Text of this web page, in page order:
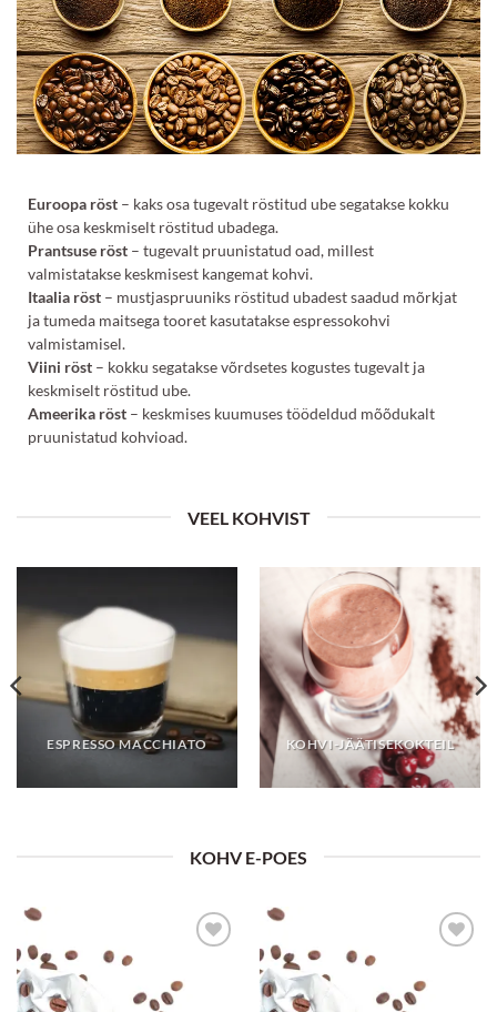
Euroopa röst – kaks osa tugevalt röstitud ube segatakse kokku
ühe osa keskmiselt röstitud ubadega.
Prantsuse röst – tugevalt pruunistatud oad, millest
valmistatakse keskmisest kangemat kohvi.
Itaalia röst – mustjaspruuniks röstitud ubadest saadud mõrkjat
ja tumeda maitsega tooret kasutatakse espressokohvi
valmistamisel.
Viini röst – kokku segatakse võrdsetes kogustes tugevalt ja
keskmiselt röstitud ube.
Ameerika röst – keskmises kuumuses töödeldud mõõdukalt
pruunistatud kohvioad.
VEEL KOHVIST
ESPRESSO MACCHIATO KOHVI-JÄÄTISEKOKTEIL
KOHV E-POES